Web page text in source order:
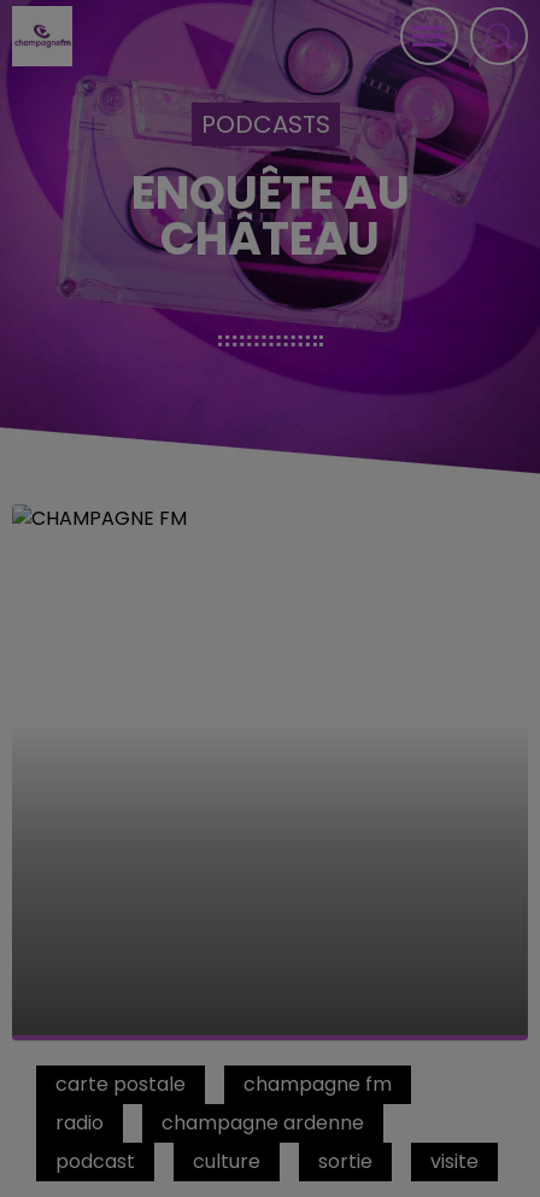
PODCASTS
ENQUÊTE AU
CHÂTEAU
carte postale
champagne fm
radio
champagne ardenne
podcast
culture sortie visite